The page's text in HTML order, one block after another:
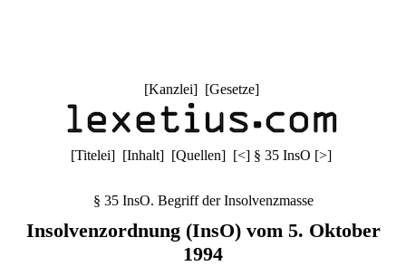
[Kanzlei] [Gesetze]
[Titelei] [Inhalt] [Quellen] [<] § 35 InsO [>]
§ 35 InsO. Begriff der Insolvenzmasse
Insolvenzordnung (InsO) vom 5. Oktober
1994